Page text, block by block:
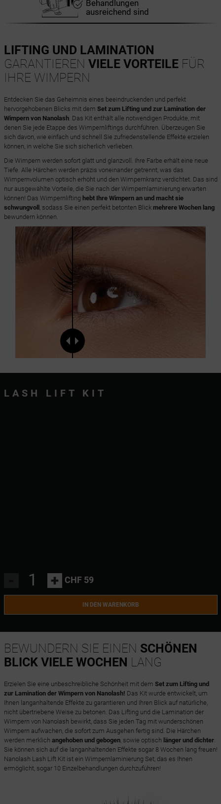
Behandlungen
ausreichend sind
LIFTING UND LAMINATION
GARANTIEREN VIELE VORTEILEFÜR
IHRE WIMPERN
Entdecken Sie das Geheimnis eines beeindruckenden und perfekt
hervorgehobenen Blicks mit dem Set zum Lifting und zur Lamination der
Wimpern von Nanolash. Das Kit enthält alle notwendigen Produkte, mit
denen Sie jede Etappe des Wimpernliftings durchführen. Überzeugen Sie
sich davon, wie einfach und schnell Sie zufriedenstellende Effekte erzielen
können, in welche Sie sich sicherlich verlieben.
Die Wimpern werden sofort glatt und glanzvoll. Ihre Farbe erhält eine neue
Tiefe. Alle Härchen werden präzis voneinander getrennt, was das
Wimpernvolumen optisch erhöht und den Wimpernkranz verdichtet. Das sind
nur ausgewählte Vorteile, die Sie nach der Wimpernlaminierung erwarten
können! Das Wimpernlifting hebt Ihre Wimpern an und macht sie
schwungvoll, sodass Sie einen perfekt betonten Blick mehrere Wochen lang
bewundern können.
LASH LIFT KIT
+ CHF 59
IN DEN WARENKORB
BEWUNDERN SIE EINEN SCHÖNEN
BLICK VIELE WOCHEN LANG
Erzielen Sie eine unbeschreibliche Schönheit mit dem Set zum Lifting und
zur Lamination der Wimpern von Nanolash! Das Kit wurde entwickelt, um
Ihnen langanhaltende Effekte zu garantieren und Ihren Blick auf natürliche,
nicht übertriebene Weise zu betonen. Das Lifting und die Lamination der
Wimpern von Nanolash bewirkt, dass Sie jeden Tag mit wunderschönen
Wimpern aufwachen, die sofort zum Ausgehen fertig sind. Die Härchen
werden merklich angehoben und gebogen, sowie optisch länger und dichter.
Sie können sich auf die langanhaltenden Effekte sogar 8 Wochen lang freuen!
Nanolash Lash Lift Kit ist ein Wimpernlaminierung Set, das es Ihnen
ermöglicht, sogar 10 Einzelbehandlungen durchzuführen!